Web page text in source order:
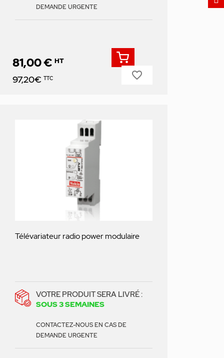
DEMANDE URGENTE
Prix
81,00 € HT
97,20€ TTC favorite_border
Télévariateur radio power modulaire
VOTRE PRODUIT SERA LIVRÉ :
SOUS 3 SEMAINES
CONTACTEZ-NOUS EN CAS DE
DEMANDE URGENTE